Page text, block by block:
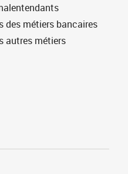
des métiers bancaires
autres métiers